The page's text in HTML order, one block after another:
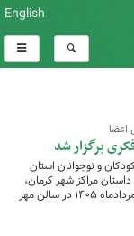
English
اعضا
برگزار شد
و نوجوانان استان
مراکز شهر کرمان،
مدیرکل، کارشناسان و مربیان، ۷ مردادماه ۱۴۰۵ در سالن مهر